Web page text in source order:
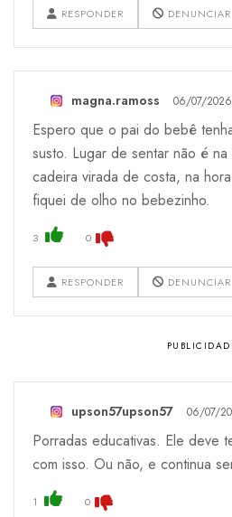
RESPONDER DENUNCIAR
magna.ramoss 06/07/
Espero que o pai do bebê
susto. Lugar de sentar não é na
cadeira virada de costa, na
fiquei de olho no bebezinho.
3 0
RESPONDER DENUNCIAR
upson57upson57 06/07/
Porradas educativas. Ele deve
com isso. Ou não, e continua
1 0